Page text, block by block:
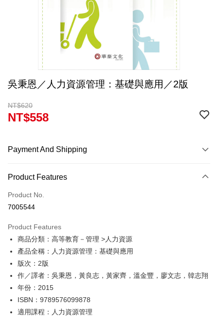
吳秉恩／人力資源管理：基礎與應用／2版
NT$620
NT$558
Payment And Shipping
Credit Card (Full Payment)
Convenience Store Pickup and Pay
Google Pay
ATM Transfer
Shipping Method
全家取貨付款
NT$60/order
Product Features
Product No.
7005544
Product Features
商品分類：高等教育－管理 >人力資源
產品全稱：人力資源管理：基礎與應用
版次：2版
作／譯者：吳秉恩，黃良志，黃家齊，溫金豐，廖文志，韓志翔
年份：2015
ISBN：9789576099878
適用課程：人力資源管理